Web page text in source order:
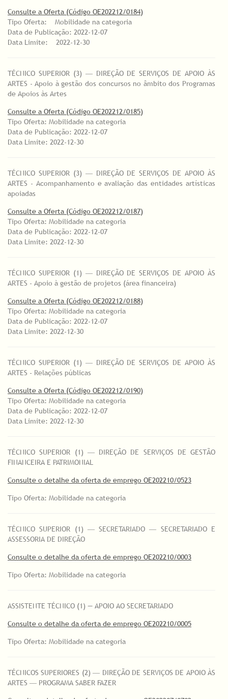
Consulte a Oferta (Código OE202212/0184)
Tipo Oferta: Mobilidade na categoria
Data de Publicação: 2022-12-07
Data Limite: 2022-12-30
TÉCNICO SUPERIOR (3) ― DIREÇÃO DE SERVIÇOS DE APOIO ÀS
ARTES - Apoio à gestão dos concursos no âmbito dos Programas
de Apoios às Artes
Consulte a Oferta (Código OE202212/0185)
Tipo Oferta: Mobilidade na categoria
Data de Publicação: 2022-12-07
Data Limite: 2022-12-30
TÉCNICO SUPERIOR (3) ― DIREÇÃO DE SERVIÇOS DE APOIO ÀS
ARTES - Acompanhamento e avaliação das entidades artísticas
apoiadas
Consulte a Oferta (Código OE202212/0187)
Tipo Oferta: Mobilidade na categoria
Data de Publicação: 2022-12-07
Data Limite: 2022-12-30
TÉCNICO SUPERIOR (1) ― DIREÇÃO DE SERVIÇOS DE APOIO ÀS
ARTES - Apoio à gestão de projetos (área financeira)
Consulte a Oferta (Código OE202212/0188)
Tipo Oferta: Mobilidade na categoria
Data de Publicação: 2022-12-07
Data Limite: 2022-12-30
TÉCNICO SUPERIOR (1) ― DIREÇÃO DE SERVIÇOS DE APOIO ÀS
ARTES - Relações públicas
Consulte a Oferta (Código OE202212/0190)
Tipo Oferta: Mobilidade na categoria
Data de Publicação: 2022-12-07
Data Limite: 2022-12-30
TÉCNICO SUPERIOR (1) ― DIREÇÃO DE SERVIÇOS DE GESTÃO
FINANCEIRA E PATRIMONIAL
Consulte o detalhe da oferta de emprego OE202210/0523
Tipo Oferta: Mobilidade na categoria
TÉCNICO SUPERIOR (1) ― SECRETARIADO ― SECRETARIADO E
ASSESSORIA DE DIREÇÃO
Consulte o detalhe da oferta de emprego OE202210/0003
Tipo Oferta: Mobilidade na categoria
ASSISTENTE TÉCNICO (1) — APOIO AO SECRETARIADO
Consulte o detalhe da oferta de emprego OE202210/0005
Tipo Oferta: Mobilidade na categoria
TÉCNICOS SUPERIORES (2) ― DIREÇÃO DE SERVIÇOS DE APOIO ÀS
ARTES ― PROGRAMA SABER FAZER